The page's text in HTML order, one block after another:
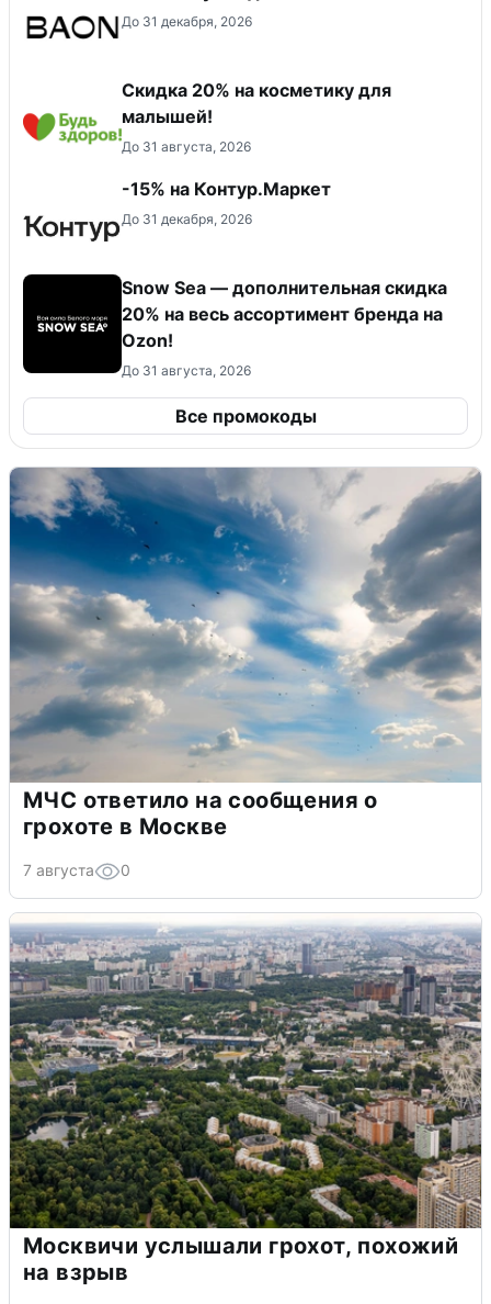
До 31 декабря, 2026
Скидка 20% на косметику для
малышей!
До 31 августа, 2026
-15% на Контур.Маркет
До 31 декабря, 2026
Snow Sea — дополнительная скидка
20% на весь ассортимент бренда на
Ozon!
До 31 августа, 2026
Все промокоды
МЧС ответило на сообщения о
грохоте в Москве
7 августа 0
Москвичи услышали грохот, похожий
на взрыв